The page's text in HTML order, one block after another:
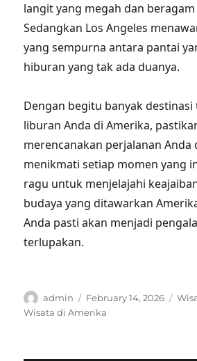
langit yang megah dan
Sedangkan Los Angeles
yang sempurna antara pantai
hiburan yang tak ada duanya.
Dengan begitu banyak
liburan Anda di Amerika,
merencanakan perjalanan Anda
menikmati setiap momen yang
ragu untuk menjelajahi
budaya yang ditawarkan
Anda pasti akan menjadi
terlupakan.
Author
admin
Posted
on
February 14, 2026
Wisata di Amerika